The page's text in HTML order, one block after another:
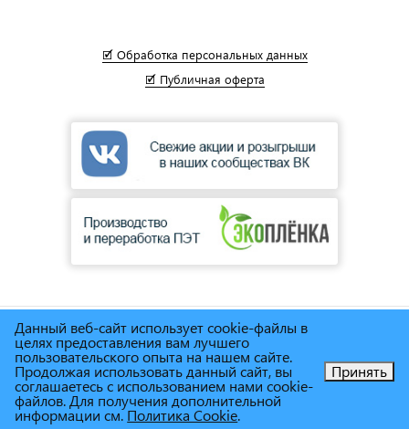
🗹 Обработка персональных данных
🗹 Публичная оферта
© Сеть магазинов инструмента и техники"Торговый дом
Снабженец" 1995г. - 2025г.
Позвоните нам!
Данный веб-сайт использует cookie-файлы в
целях предоставления вам лучшего
пользовательского опыта на нашем сайте.
Продолжая использовать данный сайт, вы
соглашаетесь с использованием нами cookie-
файлов. Для получения дополнительной
информации см.Политика Cookie.
Принять